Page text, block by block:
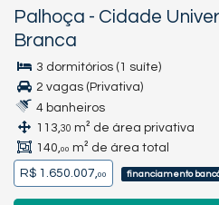
Palhoça - Cidade
Branca
3 dormitórios (1 suíte)
2 vagas (Privativa)
4 banheiros
113,30 m² de área privativa
140,00 m² de área total
R$ 1.650.007,00 financiamento